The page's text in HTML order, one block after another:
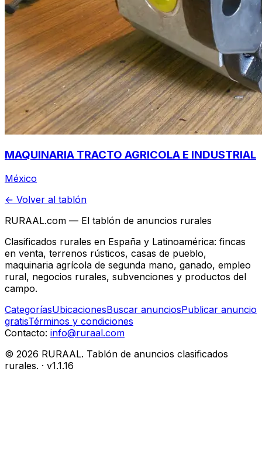
MAQUINARIA TRACTO AGRICOLA E INDUSTRIAL
México
← Volver al tablón
RURAAL.com — El tablón de anuncios rurales
Clasificados rurales en España y Latinoamérica: fincas
en venta, terrenos rústicos, casas de pueblo,
maquinaria agrícola de segunda mano, ganado, empleo
rural, negocios rurales, subvenciones y productos del
campo.
CategoríasUbicacionesBuscar anunciosPublicar anuncio
gratisTérminos y condiciones
Contacto: info@ruraal.com
© 2026 RURAAL. Tablón de anuncios clasificados
rurales. · v1.1.16